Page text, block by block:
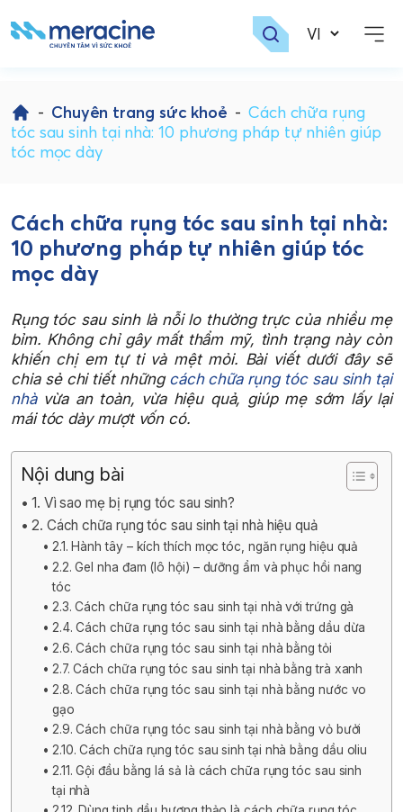
to
content
- Chuyên trang sức khoẻ - Cách chữa rụng
tóc sau sinh tại nhà: 10 phương pháp tự nhiên giúp
tóc mọc dày
Cách chữa rụng tóc sau sinh tại nhà:
10 phương pháp tự nhiên giúp tóc
mọc dày
Rụng tóc sau sinh là nỗi lo thường trực của nhiều mẹ
bỉm. Không chỉ gây mất thẩm mỹ, tình trạng này còn
khiến chị em tự ti và mệt mỏi. Bài viết dưới đây sẽ
chia sẻ chi tiết những cách chữa rụng tóc sau sinh tại
nhàvừa an toàn, vừa hiệu quả, giúp mẹ sớm lấy lại
mái tóc dày mượt vốn có.
Nội dung bài
1. Vì sao mẹ bị rụng tóc sau sinh?
2. Cách chữa rụng tóc sau sinh tại nhà hiệu quả
2.1. Hành tây – kích thích mọc tóc, ngăn rụng hiệu quả
2.2. Gel nha đam (lô hội) – dưỡng ẩm và phục hồi nang
tóc
2.3. Cách chữa rụng tóc sau sinh tại nhà với trứng gà
2.4. Cách chữa rụng tóc sau sinh tại nhà bằng dầu dừa
2.6. Cách chữa rụng tóc sau sinh tại nhà bằng tỏi
2.7. Cách chữa rụng tóc sau sinh tại nhà bằng trà xanh
2.8. Cách chữa rụng tóc sau sinh tại nhà bằng nước vo
gạo
2.9. Cách chữa rụng tóc sau sinh tại nhà bằng vỏ bưởi
2.10. Cách chữa rụng tóc sau sinh tại nhà bằng dầu oliu
2.11. Gội đầu bằng lá sả là cách chữa rụng tóc sau sinh
tại nhà